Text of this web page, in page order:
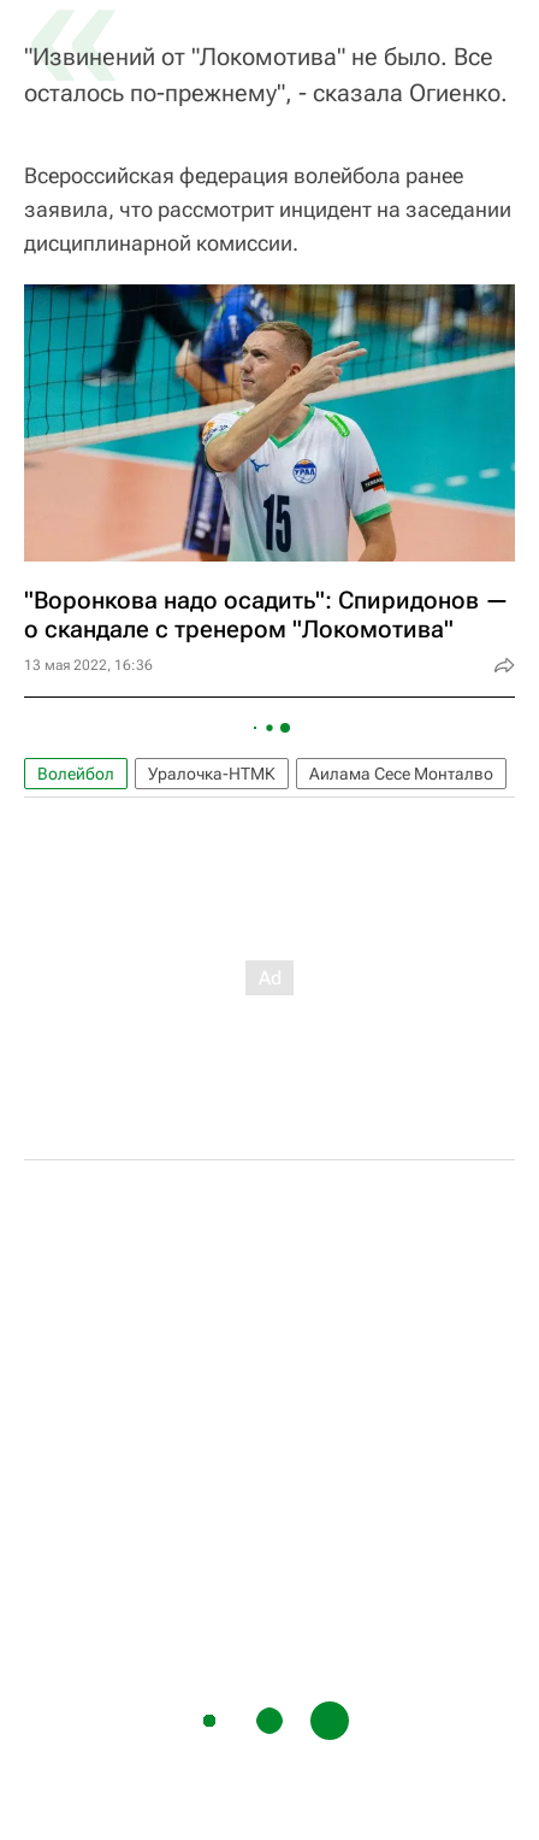
"Извинений от "Локомотива" не было. Все
осталось по-прежнему", - сказала Огиенко.
Всероссийская федерация волейбола ранее
заявила, что рассмотрит инцидент на заседании
дисциплинарной комиссии.
"Воронкова надо осадить": Спиридонов —
о скандале с тренером "Локомотива"
13 мая 2022, 16:36
Волейбол Уралочка-НТМК Аилама Сесе Монталво